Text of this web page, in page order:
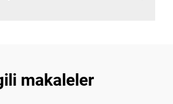
makaleler